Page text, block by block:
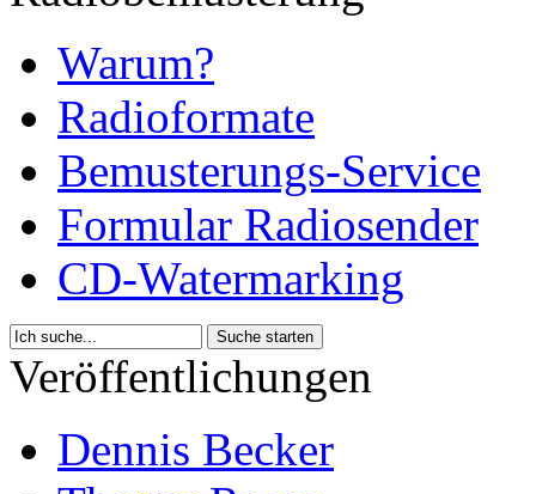
Warum?
Radioformate
Bemusterungs-Service
Formular Radiosender
CD-Watermarking
Veröffentlichungen
Dennis Becker